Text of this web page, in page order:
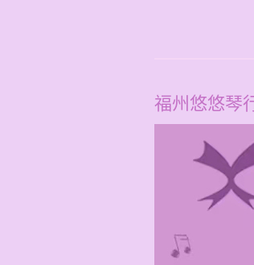
福州悠悠琴